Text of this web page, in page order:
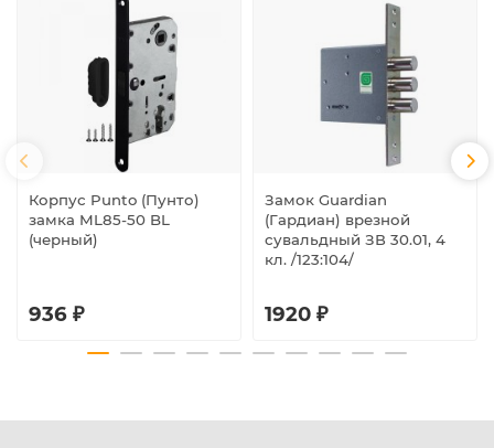
Корпус Punto (Пунто)
замка ML85-50 BL
(черный)
936 ₽
Замок Guardian
(Гардиан) врезной
сувальдный ЗВ 30.01, 4
кл. /123:104/
1920 ₽